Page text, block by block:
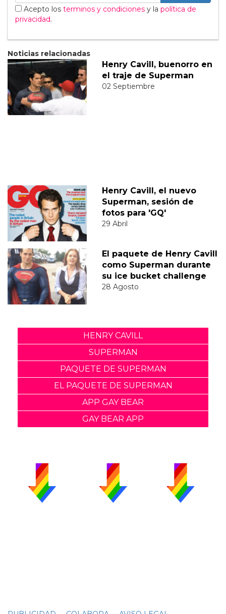
Acepto los terminos y condiciones y la política de
privacidad.
Noticias relacionadas
Henry Cavill, buenorro en
el traje de Superman
02 Septiembre
Henry Cavill, el nuevo
Superman, sesión de
fotos para 'GQ'
29 Abril
El paquete de Henry Cavill
como Superman durante
su ice bucket challenge
28 Agosto
HENRY CAVILL
SUPERMAN
PAQUETE DE SUPERMAN
EL PAQUETE DE SUPERMAN
APP GAY BEAR
GAY BEAR APP